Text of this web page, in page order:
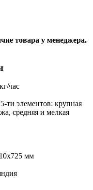
товара у менеджера.
час
ти элементов: крупная
средняя и мелкая
мм